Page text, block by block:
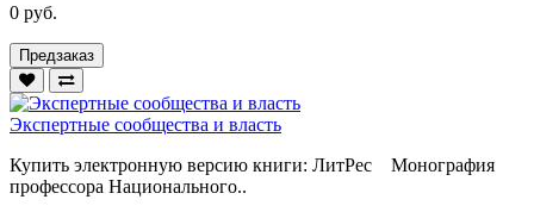
0 руб.
Предзаказ
Экспертные сообщества и власть
Купить электронную версию книги: ЛитРес Монография
профессора Национального..